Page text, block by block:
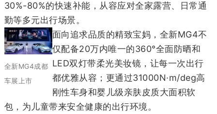
30%-80%的快速补能，从容应对全家露营、日常通
勤等多元出行场景。
全新MG4成都
车展上市
面向追求品质的精致宝妈，全新MG4不
仅配备20万内唯一的360°全面防晒和
LED双灯带柔光美妆镜，让每一次出行
都优雅从容；更通过31000N·m/deg高
刚性车身和婴儿级亲肤皮质大面积软
包，为儿童带来安全健康的出行环境。